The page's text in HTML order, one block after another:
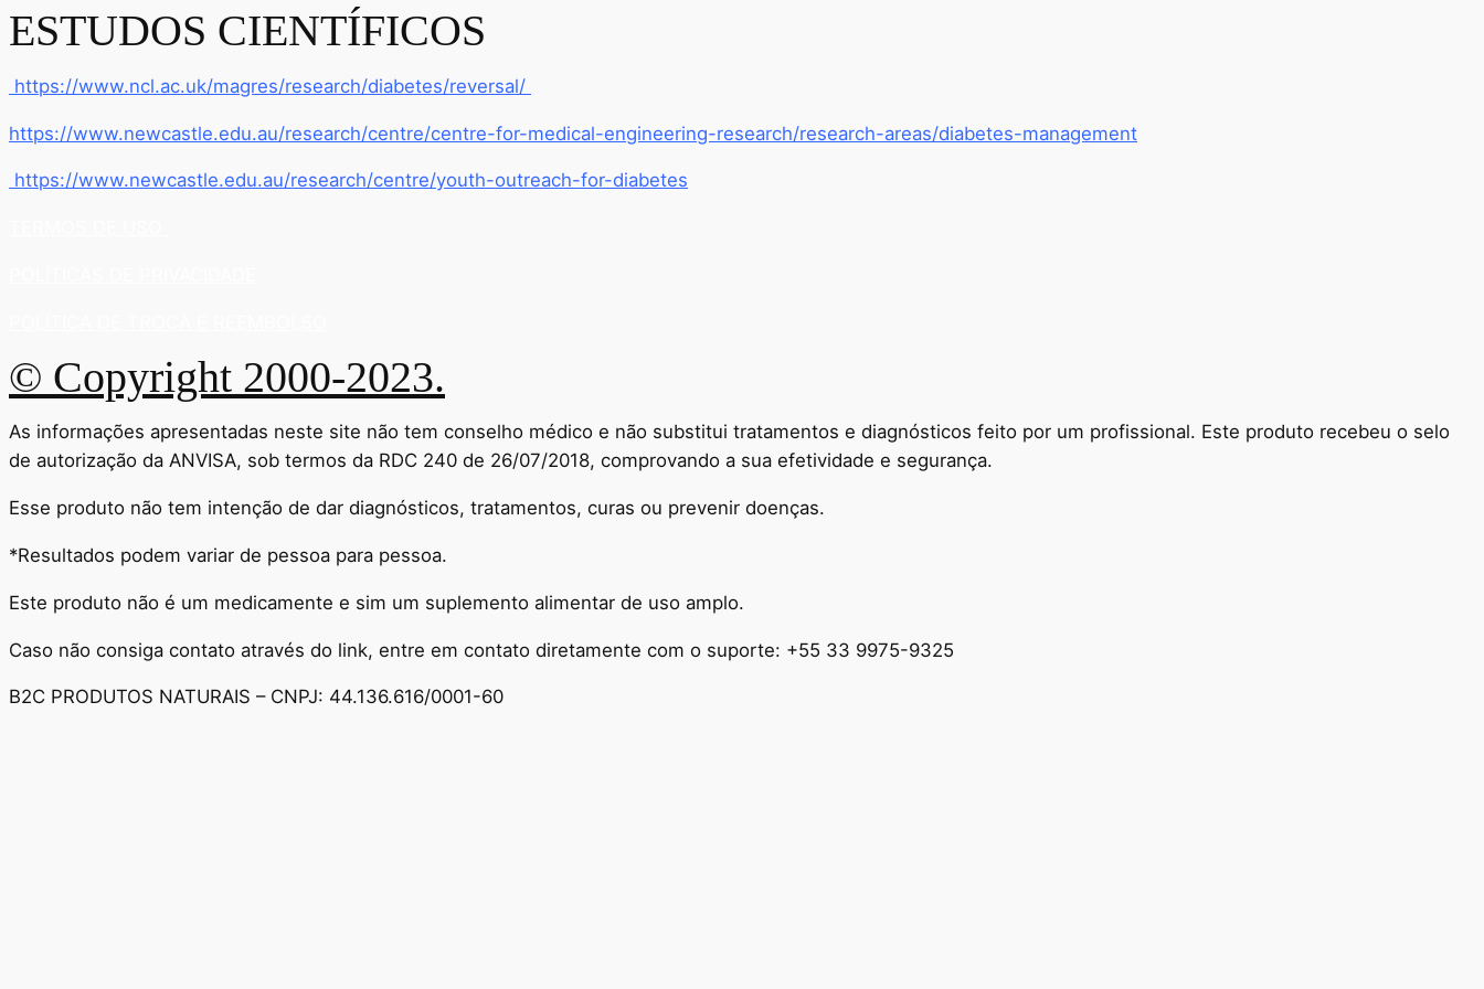
ESTUDOS CIENTÍFICOS
https://www.ncl.ac.uk/magres/research/diabetes/reversal/
https://www.newcastle.edu.au/research/centre/centre-for-medical-engineering-research/research-areas/diabetes-management
https://www.newcastle.edu.au/research/centre/youth-outreach-for-diabetes
© Copyright 2000-2023.
As informações apresentadas neste site não tem conselho médico e não substitui tratamentos e diagnósticos feito por um profissional. Este produto recebeu o selo
de autorização da ANVISA, sob termos da RDC 240 de 26/07/2018, comprovando a sua efetividade e segurança.
Esse produto não tem intenção de dar diagnósticos, tratamentos, curas ou prevenir doenças.
*Resultados podem variar de pessoa para pessoa.
Este produto não é um medicamente e sim um suplemento alimentar de uso amplo.
Caso não consiga contato através do link, entre em contato diretamente com o suporte: +55 33 9975-9325
B2C PRODUTOS NATURAIS – CNPJ: 44.136.616/0001-60